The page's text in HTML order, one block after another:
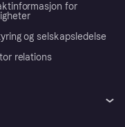
for
og selskapsledelse
relations